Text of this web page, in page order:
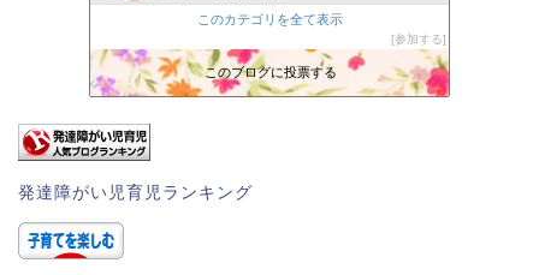
あしたは天晴
32位 軽度知的障害＆ADHDな息子と不思議ちゃんの母
33位 ぐっさんず
このカテゴリを全て表示
参加する
このブログに投票する
発達障がい児育児ランキング